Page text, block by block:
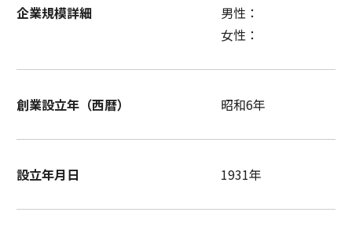
企業規模詳細
男性：
女性：
創業設立年（西暦） 昭和6年
設立年月日 1931年